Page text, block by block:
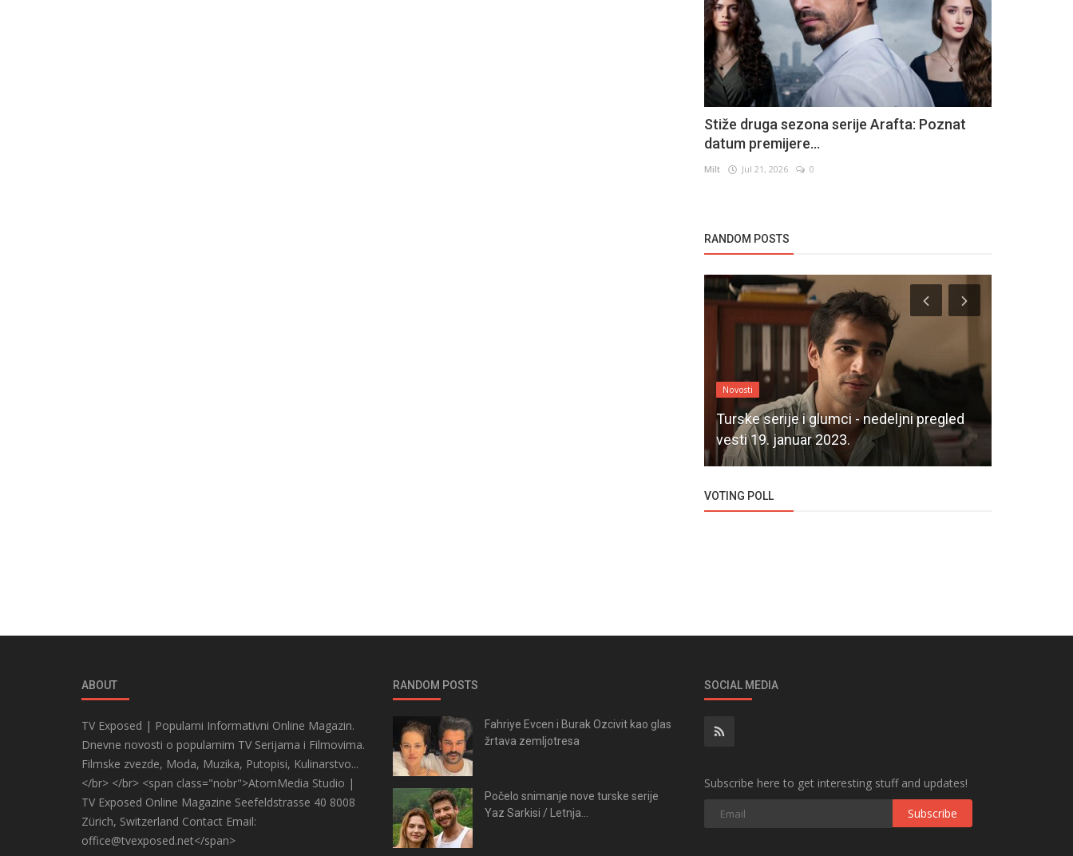
Stiže druga sezona serije Arafta: Poznat
datum premijere...
Milt Jul 21, 2026 0
RANDOM POSTS
Novosti
Turske serije i glumci - nedeljni pregled
vesti 19. januar 2023.
VOTING POLL
ABOUT
TV Exposed | Popularni Informativni Online Magazin.
Dnevne novosti o popularnim TV Serijama i Filmovima.
Filmske zvezde, Moda, Muzika, Putopisi, Kulinarstvo...
</br> </br> <span class="nobr">AtomMedia Studio |
TV Exposed Online Magazine Seefeldstrasse 40 8008
Zürich, Switzerland Contact Email:
office@tvexposed.net</span>
RANDOM POSTS
Fahriye Evcen i Burak Ozcivit kao glas
žrtava zemljotresa
Počelo snimanje nove turske serije
Yaz Sarkisi / Letnja...
SOCIAL MEDIA
Subscribe here to get interesting stuff and updates!
Subscribe